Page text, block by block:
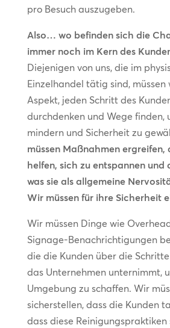
pro Besuch auszugeben.
Also… wo befinden sich die
immer noch im Kern des
Diejenigen von uns, die im
Einzelhandel tätig sind,
Aspekt, jeden Schritt des
durchdenken und Wege finden,
mindern und Sicherheit zu
müssen Maßnahmen ergreifen,
helfen, sich zu entspannen und
was sie als allgemeine
Wir müssen für ihre Sicherheit
Wir müssen Dinge wie
Signage-Benachrichtigungen
die die Kunden über die
das Unternehmen unternimmt,
Umgebung zu schaffen. Wir
sicherstellen, dass die Kunden
dass diese